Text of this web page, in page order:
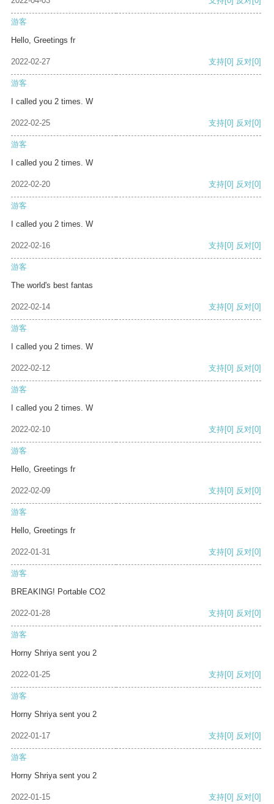
游客
Hello, Greetings fr
2022-02-27 支持[0] 反对[0]
游客
I called you 2 times. W
2022-02-25 支持[0] 反对[0]
游客
I called you 2 times. W
2022-02-20 支持[0] 反对[0]
游客
I called you 2 times. W
2022-02-16 支持[0] 反对[0]
游客
The world's best fantas
2022-02-14 支持[0] 反对[0]
游客
I called you 2 times. W
2022-02-12 支持[0] 反对[0]
游客
I called you 2 times. W
2022-02-10 支持[0] 反对[0]
游客
Hello, Greetings fr
2022-02-09 支持[0] 反对[0]
游客
Hello, Greetings fr
2022-01-31 支持[0] 反对[0]
游客
BREAKING! Portable CO2
2022-01-28 支持[0] 反对[0]
游客
Horny Shriya sent you 2
2022-01-25 支持[0] 反对[0]
游客
Horny Shriya sent you 2
2022-01-17 支持[0] 反对[0]
游客
Horny Shriya sent you 2
2022-01-15 支持[0] 反对[0]